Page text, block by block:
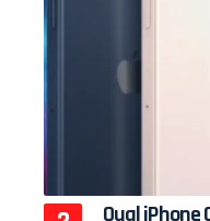
Qual iPhone